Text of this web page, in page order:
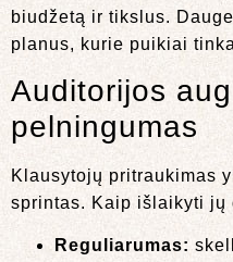
biudžetą ir tikslus.
planus, kurie puikiai
Auditorijos
pelningumas
Klausytojų pritraukimas
sprintas. Kaip išlaikyti jų
Reguliarumas: